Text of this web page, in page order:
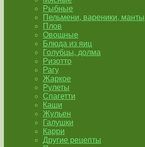
Рыбные
Пельмени, вареники, манты
Плов
Овощные
Блюда из яиц
Голубцы, долма
Ризотто
Рагу
Жаркое
Рулеты
Спагетти
Каши
Жульен
Галушки
Карри
Другие рецепты